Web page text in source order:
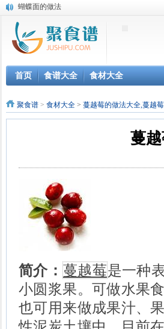
蝴蝶面的做法
松仁的做法
野菊的做法
白瓜的做法
金丝瓜的做法
辣白菜的做法
豇豆干的做法
白鸭鸭血的做法
卤蛋的做法
鹅胸肉的做法
火鸡胸脯肉的做法
腊肉的做法
午餐肉的做法
猪尾巴的做法
脆皮肠的做法
猪硬肋肉的做法
奶脯猪肉的做法
首页 食谱大全 食材大全
聚食谱 > 食材大全 > 蔓越莓的做法大全,蔓越
蔓
简介： 蔓越莓是一种
小圆浆果。可做水果
也可用来做成果汁、